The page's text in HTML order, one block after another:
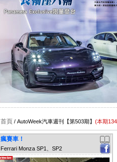
首頁 / AutoWeek汽車週刊【第503期】 (本期
瘋賽車！
Ferrari Monza SP1、SP2